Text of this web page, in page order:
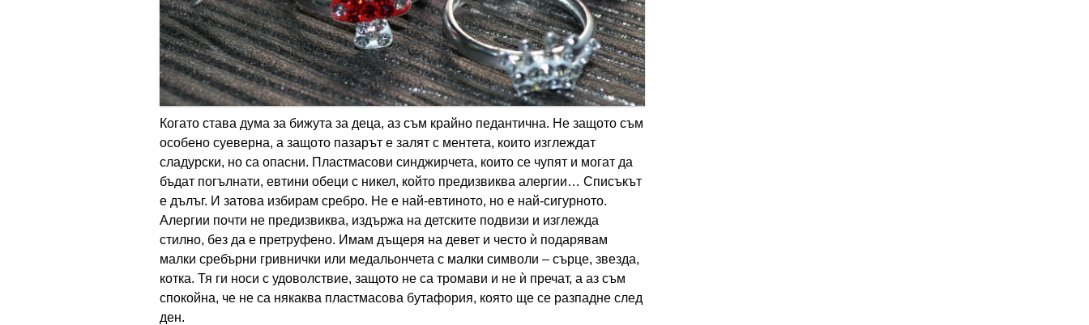
Когато става дума за бижута за деца, аз съм крайно педантична. Не защото съм
особено суеверна, а защото пазарът е залят с ментета, които изглеждат
сладурски, но са опасни. Пластмасови синджирчета, които се чупят и могат да
бъдат погълнати, евтини обеци с никел, който предизвиква алергии… Списъкът
е дълъг. И затова избирам сребро. Не е най-евтиното, но е най-сигурното.
Алергии почти не предизвиква, издържа на детските подвизи и изглежда
стилно, без да е претруфено. Имам дъщеря на девет и често ѝ подарявам
малки сребърни гривнички или медальончета с малки символи – сърце, звезда,
котка. Тя ги носи с удоволствие, защото не са тромави и не ѝ пречат, а аз съм
спокойна, че не са някаква пластмасова бутафория, която ще се разпадне след
ден.